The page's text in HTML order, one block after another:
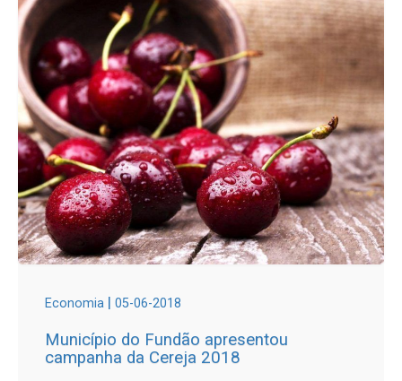
Economia | 05-06-2018
Município do Fundão apresentou
campanha da Cereja 2018